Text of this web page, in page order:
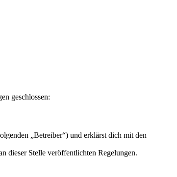
geschlossen:
„Betreiber“) und erklärst dich mit den
dieser Stelle veröffentlichten Regelungen.